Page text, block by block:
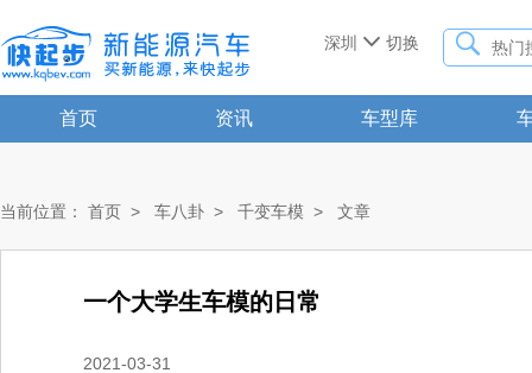
深圳  切换 
首页 资讯 车型库
当前位置： 首页 > 车八卦 > 千变车模 > 文章
一个大学生车模的日常
2021-03-31